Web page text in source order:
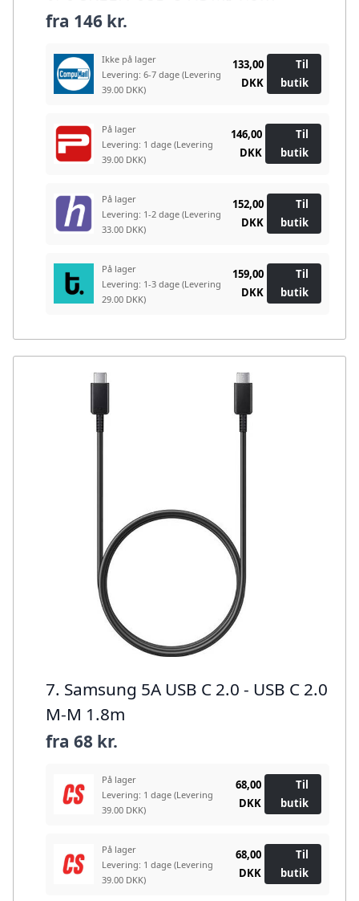
fra 146 kr.
Ikke på lager
Levering: 6-7 dage (Levering
39.00 DKK)
133,00
DKK
Til
butik
På lager
Levering: 1 dage (Levering
39.00 DKK)
146,00
DKK
Til
butik
På lager
Levering: 1-2 dage (Levering
33.00 DKK)
152,00
DKK
Til
butik
På lager
Levering: 1-3 dage (Levering
29.00 DKK)
159,00
DKK
Til
butik
7. Samsung 5A USB C 2.0 - USB C 2.0
M-M 1.8m
fra 68 kr.
På lager
Levering: 1 dage (Levering
39.00 DKK)
68,00
DKK
Til
butik
På lager
Levering: 1 dage (Levering
39.00 DKK)
68,00
DKK
Til
butik